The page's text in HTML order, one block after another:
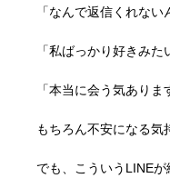
「なんで返信くれない
「私ばっかり好きみた
「本当に会う気ありま
もちろん不安になる気
でも、こういうLINEが